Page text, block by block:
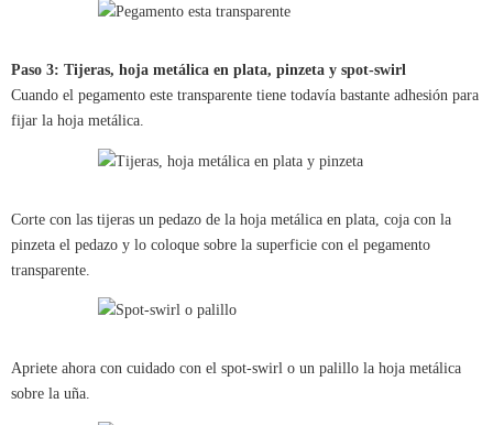
Paso 3: Tijeras, hoja metálica en plata, pinzeta y spot-swirl
Cuando el pegamento este transparente tiene todavía bastante adhesión para
fijar la hoja metálica.
Corte con las tijeras un pedazo de la hoja metálica en plata, coja con la
pinzeta el pedazo y lo coloque sobre la superficie con el pegamento
transparente.
Apriete ahora con cuidado con el spot-swirl o un palillo la hoja metálica
sobre la uña.